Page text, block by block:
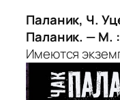
Паланик, Ч.
Паланик. — М.
Имеются